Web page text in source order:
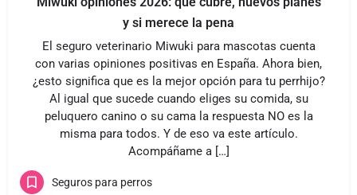
y si merece la pena
El seguro veterinario Miwuki para mascotas cuenta
con varias opiniones positivas en España. Ahora bien,
¿esto significa que es la mejor opción para tu perrhijo?
Al igual que sucede cuando eliges su comida, su
peluquero canino o su cama la respuesta NO es la
misma para todos. Y de eso va este artículo.
Acompáñame a […]
Seguros para perros